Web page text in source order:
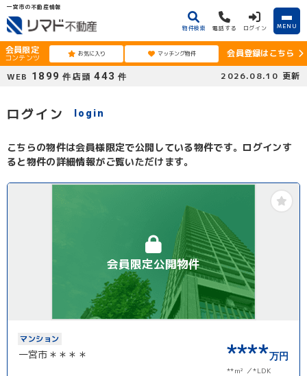
一宮市の不動産情報
物件検索 電話する ログイン MENU
会員限定
コンテンツ お気に入り マッチング物件
会員登録はこちら
WEB 1899 件 店頭 443 件 2026.08.10 更新
ログイン login
こちらの物件は会員様限定で公開している物件です。ログインす
ると物件の詳細情報がご覧いただけます。
会員限定公開物件
マンション
一宮市＊＊＊＊ ****万円
**m² *LDK